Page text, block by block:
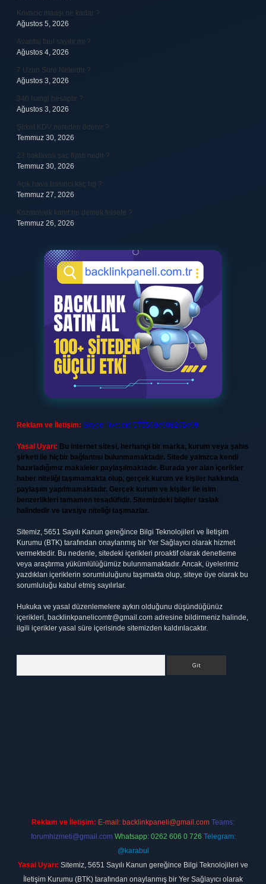
Kovacic maaşı ne kadar ?
Ağustos 5, 2026
Avantaj faul sayılır mı ?
Ağustos 4, 2026
7 Uzun Sure Nelerdir ?
Ağustos 3, 2026
340 hangi hesaptır ?
Ağustos 3, 2026
Şirket KDV nereden ödenir ?
Temmuz 30, 2026
23 baklavalı sac fiyatı nedir ?
Temmuz 30, 2026
Açık hava basıncı kaç hg ?
Temmuz 27, 2026
Kozmolojik kanıt ne demek felsefe ?
Temmuz 26, 2026
Reklam ve İletişim: Skype: live:.cid.575569c608265c69
Yasal Uyarı: Bu internet sitesi, herhangi bir marka, kurum veya şahıs
şirketi ile hiçbir bağlantısı bulunmamaktadır. Sitede yalnızca kendi
hazırladığımız makaleler paylaşılmaktadır. Burada yer alan içerikler
haber niteliği taşımamakta olup, gerçek kurum ve kişiler hakkında
paylaşım yapılmamaktadır. Gerçek kurum ve kişiler ile isim
benzerlikleri tamamen tesadüfidir. Sitemizdeki bilgiler taslak
halindedir ve tavsiye niteliği taşımazlar.
Sitemiz, 5651 Sayılı Kanun gereğince Bilgi Teknolojileri ve İletişim
Kurumu (BTK) tarafından onaylanmış bir Yer Sağlayıcı olarak hizmet
vermektedir. Bu nedenle, sitedeki içerikleri proaktif olarak denetleme
veya araştırma yükümlülüğümüz bulunmamaktadır. Ancak, üyelerimiz
yazdıkları içeriklerin sorumluluğunu taşımakta olup, siteye üye olarak bu
sorumluluğu kabul etmiş sayılırlar.
Hukuka ve yasal düzenlemelere aykırı olduğunu düşündüğünüz
içerikleri, backlinkpanelicomtr@gmail.com adresine bildirmeniz halinde,
ilgili içerikler yasal süre içerisinde sitemizden kaldırılacaktır.
Reklam ve İletişim: E-mail: backlinkpaneli@gmail.com Teams:
forumhizmeti@gmail.com Whatsapp: 0262 606 0 726 Telegram:
@karabul
Yasal Uyarı: Sitemiz, 5651 Sayılı Kanun gereğince Bilgi Teknolojileri ve
İletişim Kurumu (BTK) tarafından onaylanmış bir Yer Sağlayıcı olarak